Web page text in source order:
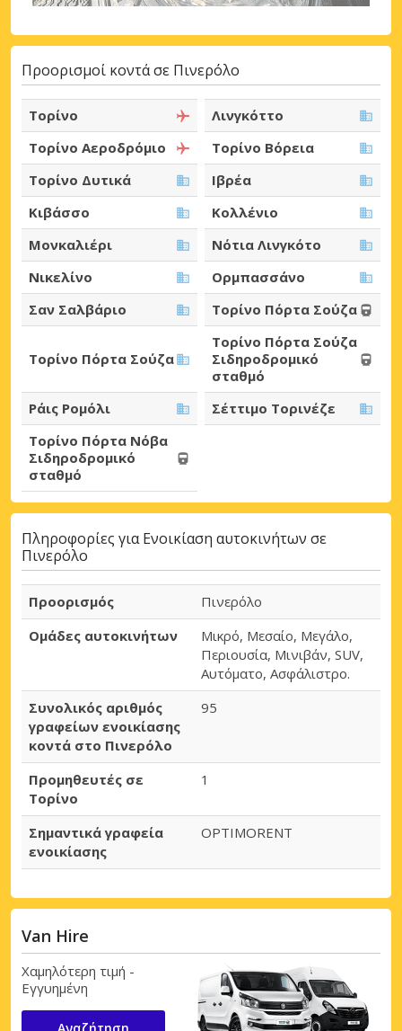
Προορισμοί κοντά σε Πινερόλο
Τορίνο
Λινγκόττο
Τορίνο Αεροδρόμιο
Τορίνο Βόρεια
Τορίνο Δυτικά
Ιβρέα
Κιβάσσο
Κολλένιο
Μονκαλιέρι
Νότια Λινγκότο
Νικελίνο
Ορμπασσάνο
Σαν Σαλβάριο
Τορίνο Πόρτα Σούζα
Τορίνο Πόρτα Σούζα
Τορίνο Πόρτα Σούζα
Σιδηροδρομικό
σταθμό
Ράις Ρομόλι
Σέττιμο Τορινέζε
Τορίνο Πόρτα Νόβα
Σιδηροδρομικό
σταθμό
Πληροφορίες για Ενοικίαση αυτοκινήτων σε
Πινερόλο
Προορισμός
Πινερόλο
Ομάδες αυτοκινήτων
Μικρό, Μεσαίο, Μεγάλο,
Περιουσία, Μινιβάν, SUV,
Αυτόματο, Ασφάλιστρο.
Συνολικός αριθμός
γραφείων ενοικίασης
κοντά στο Πινερόλο
95
Προμηθευτές σε
Τορίνο
1
Σημαντικά γραφεία
ενοικίασης
OPTIMORENT
Van Hire
Χαμηλότερη τιμή -
Εγγυημένη